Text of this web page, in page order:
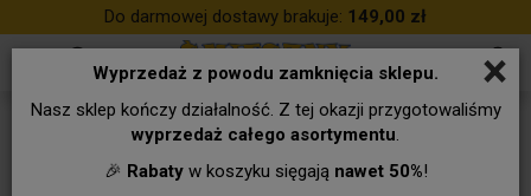
×
Wyprzedaż z powodu zamknięcia sklepu.
Nasz sklep kończy działalność. Z tej okazji przygotowaliśmy
wyprzedaż całego asortymentu.
🎉 Rabatyw koszyku sięgają nawet 50%!
Do darmowej dostawy brakuje: 149,00 zł
NA KOMUNIĘ